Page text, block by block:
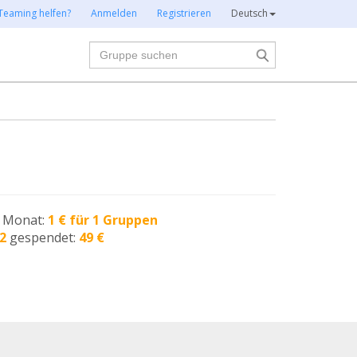
helfen? Anmelden Registrieren Deutsch
Suche
1 € für 1 Gruppen
gespendet: 49 €